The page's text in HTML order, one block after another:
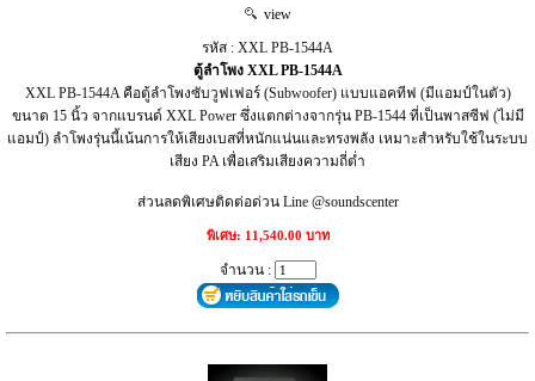
view
รหัส : XXL PB-1544A
ตู้ลำโพง XXL PB-1544A
XXL PB-1544A คือตู้ลำโพงซับวูฟเฟอร์ (Subwoofer) แบบแอคทีฟ (มีแอมป์ในตัว)
ขนาด 15 นิ้ว จากแบรนด์ XXL Power ซึ่งแตกต่างจากรุ่น PB-1544 ที่เป็นพาสซีฟ (ไม่มี
แอมป์) ลำโพงรุ่นนี้เน้นการให้เสียงเบสที่หนักแน่นและทรงพลัง เหมาะสำหรับใช้ในระบบ
เสียง PA เพื่อเสริมเสียงความถี่ต่ำ
ส่วนลดพิเศษติดต่อด่วน Line @soundscenter
พิเศษ: 11,540.00 บาท
จำนวน :